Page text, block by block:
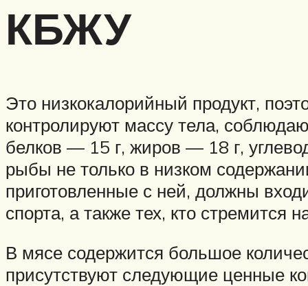
КБЖУ
Это низкокалорийный продукт,
контролируют массу тела,
белков — 15 г, жиров — 18 г,
рыбы не только в низком
приготовленные с ней, должны
спорта, а также тех, кто стремится
В мясе содержится большое
присутствуют следующие ценные